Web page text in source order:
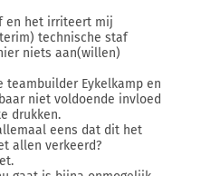
en het irriteert mij
technische staf
niets aan(willen)
teambuilder Eykelkamp en
niet voldoende invloed
drukken.
eens dat dit het
allen verkeerd?